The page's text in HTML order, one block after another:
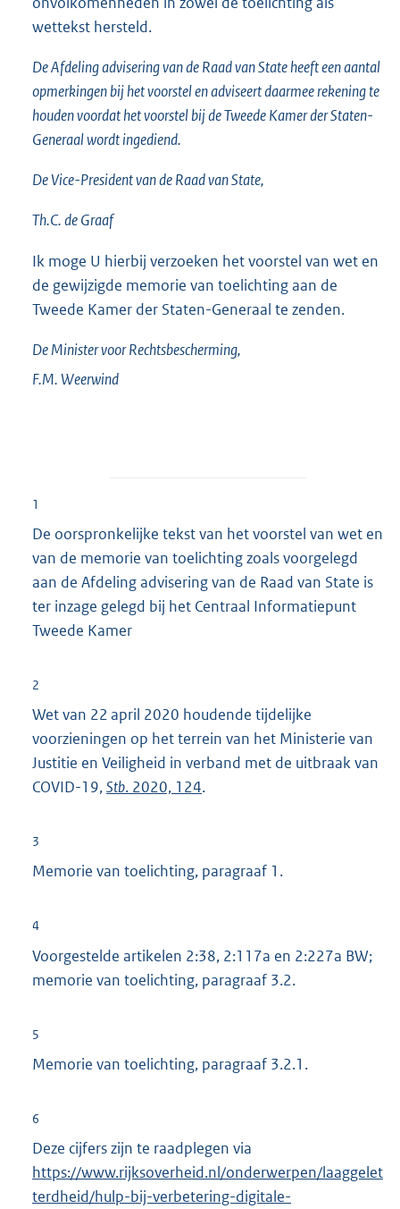
wettekst hersteld.
De Afdeling advisering van de Raad van State heeft een aantal
opmerkingen bij het voorstel en adviseert daarmee rekening te
houden voordat het voorstel bij de Tweede Kamer der Staten-
Generaal wordt ingediend.
De Vice-President van de Raad van State,
Th.C. de Graaf
Ik moge U hierbij verzoeken het voorstel van wet en
de gewijzigde memorie van toelichting aan de
Tweede Kamer der Staten-Generaal te zenden.
De Minister voor Rechtsbescherming,
F.M.Weerwind
1
De oorspronkelijke tekst van het voorstel van wet en
van de memorie van toelichting zoals voorgelegd
aan de Afdeling advisering van de Raad van State is
ter inzage gelegd bij het Centraal Informatiepunt
Tweede Kamer
2
Wet van 22 april 2020 houdende tijdelijke
voorzieningen op het terrein van het Ministerie van
Justitie en Veiligheid in verband met de uitbraak van
COVID-19,Stb. 2020, 124.
3
Memorie van toelichting, paragraaf 1.
4
Voorgestelde artikelen 2:38, 2:117a en 2:227a BW;
memorie van toelichting, paragraaf 3.2.
5
Memorie van toelichting, paragraaf 3.2.1.
6
Deze cijfers zijn te raadplegen via
x
t
https://www.rijksoverheid.nl/onderwerpen/laaggelet
terdheid/hulp-bij-verbetering-digitale-